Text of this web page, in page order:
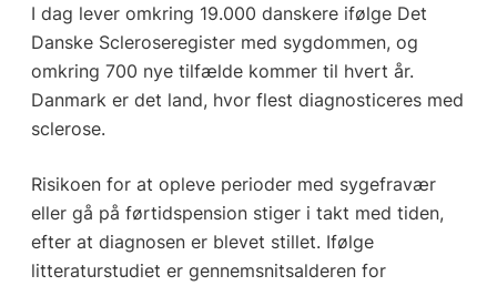
I dag lever omkring 19.000 danskere ifølge Det
Danske Scleroseregister med sygdommen, og
omkring 700 nye tilfælde kommer til hvert år.
Danmark er det land, hvor flest diagnosticeres med
sclerose.
Risikoen for at opleve perioder med sygefravær
eller gå på førtidspension stiger i takt med tiden,
efter at diagnosen er blevet stillet. Ifølge
litteraturstudiet er gennemsnitsalderen for